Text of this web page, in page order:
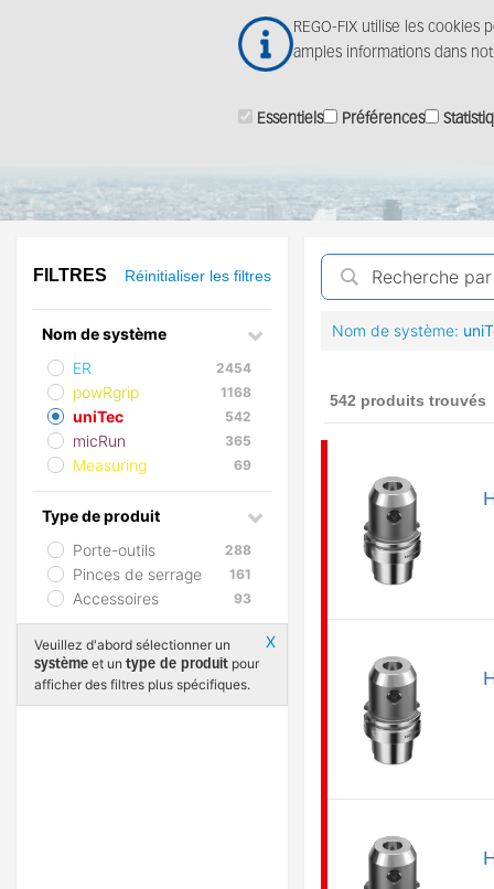
REGO-FIX utilise les
amples informations dans
Essentiels Préférences
ProductFinder
FILTRES Réinitialiser les filtres
Nom de système
ER
2454
powRgrip 1168
uniTec 542
micRun 365
Measuring 69
Type de produit
Porte-outils
288
Pinces de serrage 161
Accessoires 93
Veuillez d'abord sélectionner un
système et un type de produit pour
afficher des filtres plus spécifiques.
Х
Nom de système
542 produits trouvés